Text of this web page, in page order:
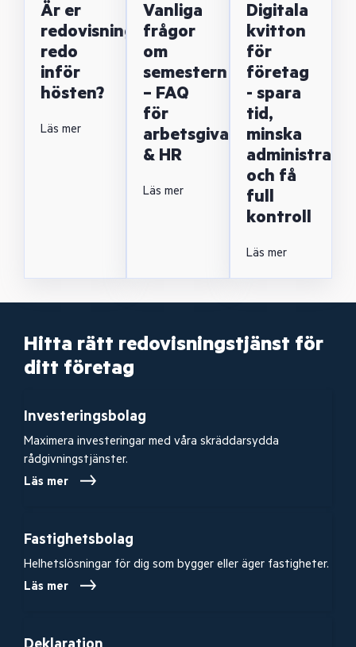
Är er
redovisning
redo
inför
hösten?
Läs mer
Vanliga
frågor
om
semestern
– FAQ
för
arbetsgivare
& HR
Läs mer
Digitala
kvitton
för
företag
- spara
tid,
minska
och få
full
kontroll
Läs mer
Hitta rätt redovisningstjänst för
ditt företag
Investeringsbolag
Maximera investeringar med våra skräddarsydda
rådgivningstjänster.
Läs mer
Fastighetsbolag
Helhetslösningar för dig som bygger eller äger fastigheter.
Läs mer